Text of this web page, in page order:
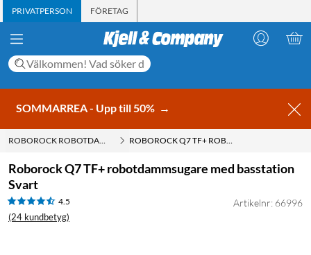
PRIVATPERSON FÖRETAG
SOMMARREA - Upp till 50% →
ROBOROCK ROBOTDAMMSUGARE ROBOROCK Q7 TF+ ROBOTDAMMSUGARE MED BASSTATION SVART
Roborock Q7 TF+ robotdammsugare med basstation
Svart
4.5
(24 kundbetyg)
Artikelnr: 66996